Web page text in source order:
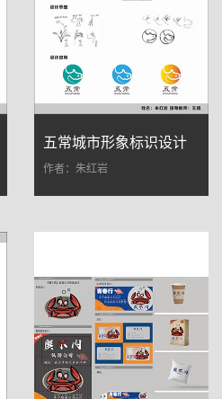
五常城市形象标识设计
作者：朱红岩